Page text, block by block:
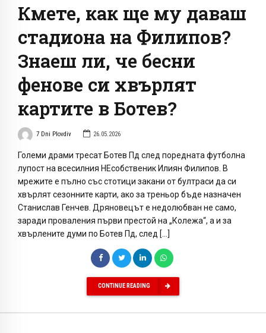
Кмете, как ще му даваш
стадиона на Филипов?
Знаеш ли, че бесни
фенове си хвърлят
картите в Ботев?
7 Dni Plovdiv 26.05.2026
Големи драми тресат Ботев Пд след поредната футболна
лупост на всесилния НЕсобственик Илиян Филипов. В
мрежите е пълно със стотици закани от бултраси да си
хвърлят сезонните карти, ако за треньор бъде назначен
Станислав Генчев. Дряновецът е недолюбван не само,
заради проваления първи престой на „Колежа“, а и за
хвърлените думи по Ботев Пд, след […]
CONTINUE READING